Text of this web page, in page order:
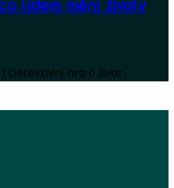
lidem mění životy
Detektivní hra o život